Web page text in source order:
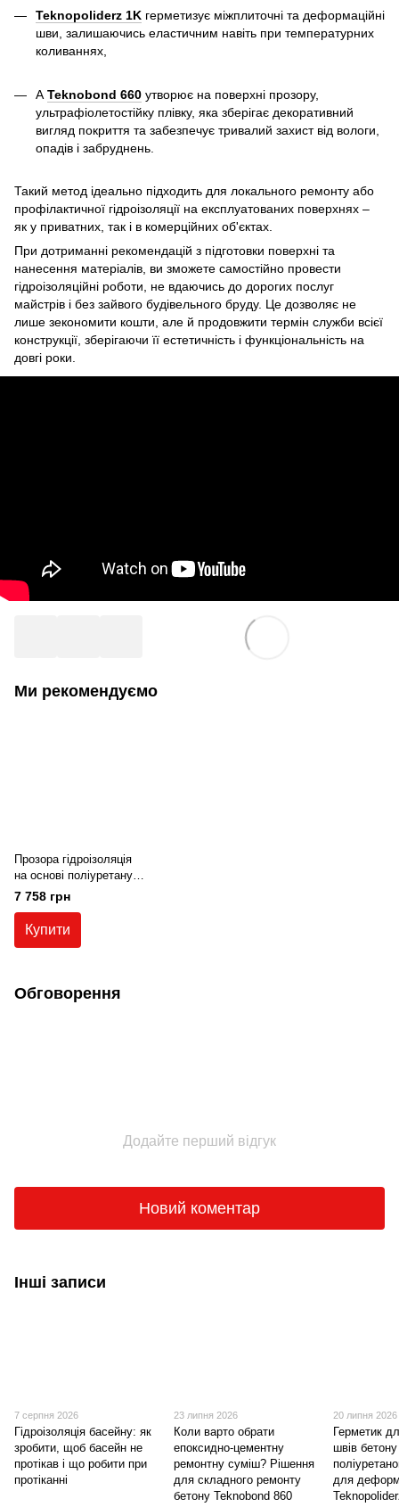
Teknopoliderz 1K герметизує міжплиточні та деформаційні
шви, залишаючись еластичним навіть при температурних
коливаннях,
А Teknobond 660 утворює на поверхні прозору,
ультрафіолетостійку плівку, яка зберігає декоративний
вигляд покриття та забезпечує тривалий захист від вологи,
опадів і забруднень.
Такий метод ідеально підходить для локального ремонту або
профілактичної гідроізоляції на експлуатованих поверхнях –
як у приватних, так і в комерційних об'єктах.
При дотриманні рекомендацій з підготовки поверхні та
нанесення матеріалів, ви зможете самостійно провести
гідроізоляційні роботи, не вдаючись до дорогих послуг
майстрів і без зайвого будівельного бруду. Це дозволяє не
лише зекономити кошти, але й продовжити термін служби всієї
конструкції, зберігаючи її естетичність і функціональність на
довгі роки.
Ми рекомендуємо
Прозора гідроізоляція
на основі поліуретану,
УФ-стійка Teknobond
660, 5 кг.
7 758 грн
Купити
Обговорення
Додайте перший відгук
Новий коментар
Інші записи
7 серпня 2026
Гідроізоляція басейну: як
зробити, щоб басейн не
протікав і що робити при
протіканні
23 липня 2026
Коли варто обрати
епоксидно-цементну
ремонтну суміш? Рішення
для складного ремонту
бетону Teknobond 860
20 липня 2026
Герметик
швів
для